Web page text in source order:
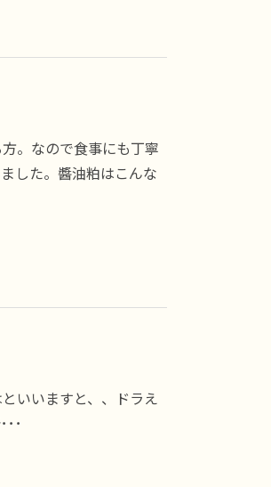
。なので食事にも丁寧
した。醬油粕はこんな
いいますと、、ドラえ
･･